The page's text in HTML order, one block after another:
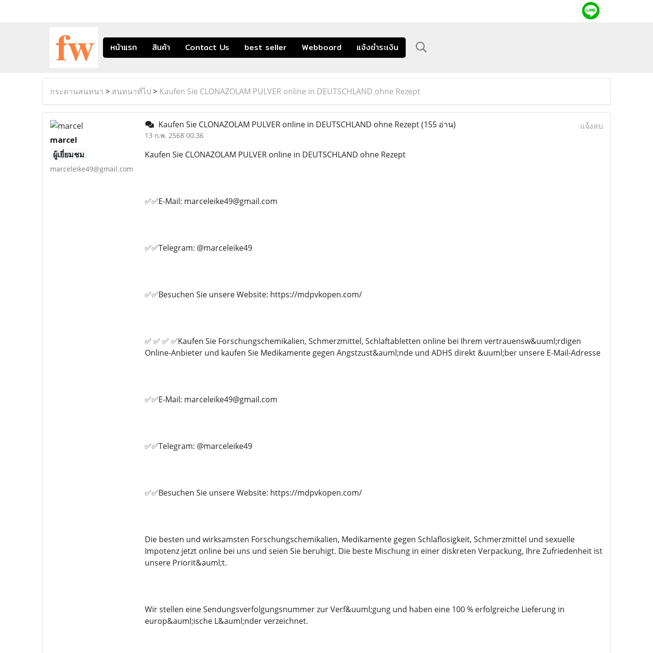
หน้าแรก สินค้า Contact Us best seller Webboard แจ้งชำระเงิน
กระดานสนทนา > สนทนาทั่ไป > Kaufen Sie CLONAZOLAM PULVER online in DEUTSCHLAND ohne Rezept
marcel
ผู้เยี่ยมชม
marceleike49@gmail.com
Kaufen Sie CLONAZOLAM PULVER online in DEUTSCHLAND ohne Rezept(155 อ่าน)
13 ก.พ. 2568 00:36
แจ้งลบ
Kaufen Sie CLONAZOLAM PULVER online in DEUTSCHLAND ohne Rezept
✅✅E-Mail: marceleike49@gmail.com
✅✅Telegram: @marceleike49
✅✅Besuchen Sie unsere Website: https://mdpvkopen.com/
✅ ✅ ✅ ✅Kaufen Sie Forschungschemikalien, Schmerzmittel, Schlaftabletten online bei Ihrem vertrauensw&uuml;rdigen
Online-Anbieter und kaufen Sie Medikamente gegen Angstzust&auml;nde und ADHS direkt &uuml;ber unsere E-Mail-Adresse
✅✅E-Mail: marceleike49@gmail.com
✅✅Telegram: @marceleike49
✅✅Besuchen Sie unsere Website: https://mdpvkopen.com/
Die besten und wirksamsten Forschungschemikalien, Medikamente gegen Schlaflosigkeit, Schmerzmittel und sexuelle
Impotenz jetzt online bei uns und seien Sie beruhigt. Die beste Mischung in einer diskreten Verpackung, Ihre Zufriedenheit ist
unsere Priorit&auml;t.
Wir stellen eine Sendungsverfolgungsnummer zur Verf&uuml;gung und haben eine 100 % erfolgreiche Lieferung in
europ&auml;ische L&auml;nder verzeichnet.